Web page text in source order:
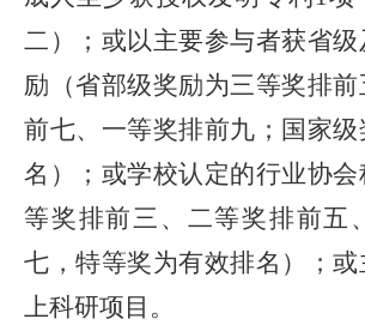
二）；或以主要参与者获省
励（省部级奖励为三等奖排
前七、一等奖排前九；国家
名）
； 或学校认定的行业协
等奖排前三、二等奖排前五
七，特等奖为有效排名）；
上科研项目。